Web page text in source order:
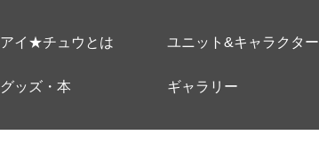
アイ★チュウとは ユニット&キャラクター
グッズ・本 ギャラリー